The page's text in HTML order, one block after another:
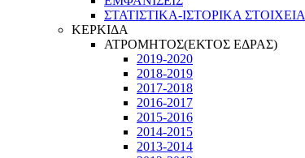
ΣΤΑΤΙΣΤΙΚΑ-ΙΣΤΟΡΙΚΑ ΣΤΟΙΧΕΙΑ
ΚΕΡΚΙΔΑ
ΑΤΡΟΜΗΤΟΣ(ΕΚΤΟΣ ΕΔΡΑΣ)
2019-2020
2018-2019
2017-2018
2016-2017
2015-2016
2014-2015
2013-2014